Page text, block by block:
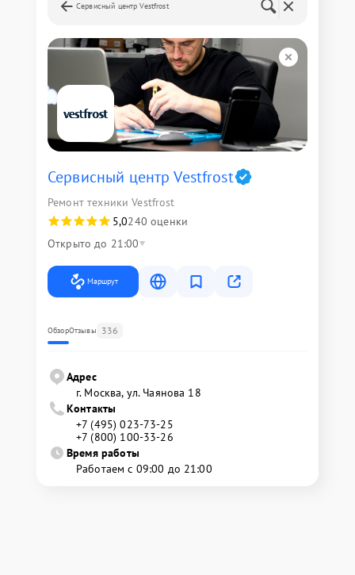
Сервисный центр Vestfrost
Сервисный центр Vestfrost
Ремонт техники Vestfrost
5,0240 оценки
Открыто до 21:00
Маршрут
ОбзорОтзывы 336
Адрес
г. Москва, ул. Чаянова 18
Контакты
+7 (495) 023-73-25
+7 (800) 100-33-26
Время работы
Работаем с 09:00 до 21:00